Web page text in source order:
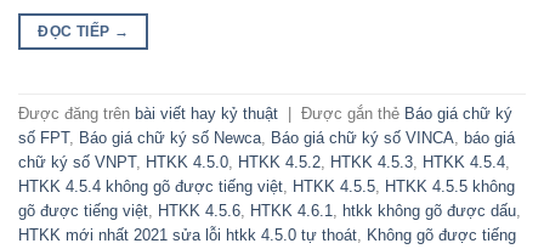
ĐỌC TIẾP →
Được đăng trên bài viết hay kỷ thuật Được gắn thẻ Báo giá chữ ký
số FPT, Báo giá chữ ký số Newca, Báo giá chữ ký số VINCA, báo giá
chữ ký số VNPT, HTKK 4.5.0, HTKK 4.5.2, HTKK 4.5.3, HTKK 4.5.4,
HTKK 4.5.4 không gõ được tiếng việt, HTKK 4.5.5, HTKK 4.5.5 không
gõ được tiếng việt, HTKK 4.5.6, HTKK 4.6.1, htkk không gõ được dấu,
HTKK mới nhất 2021 sửa lỗi htkk 4.5.0 tự thoát, Không gõ được tiếng